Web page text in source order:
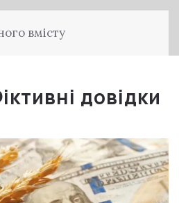
вмісту
довідки